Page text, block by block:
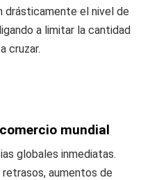
drásticamente el nivel de
a limitar la cantidad
cruzar.
mundial
globales inmediatas.
aumentos de